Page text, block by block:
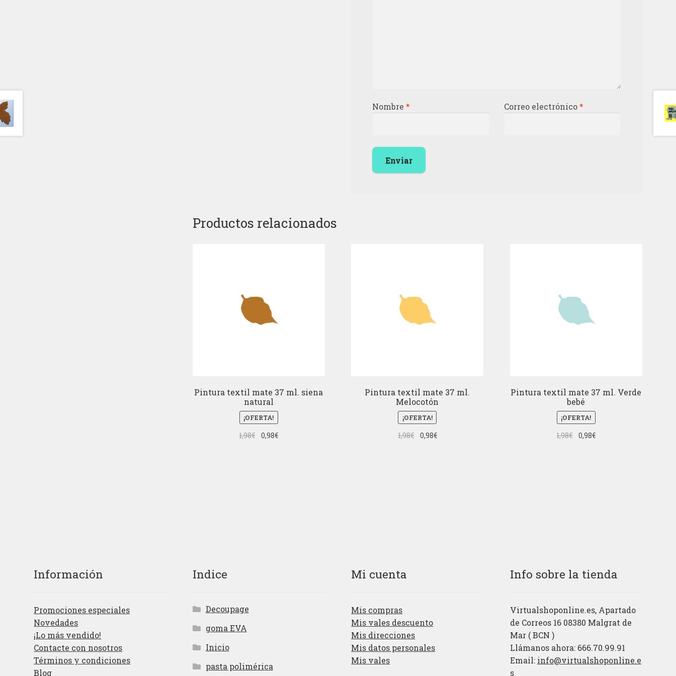
Nombre* Correo electrónico*
Productos relacionados
Pintura textil mate 37 ml. siena
natural
¡OFERTA!
1,98€
El
0,98€El
Pintura textil mate 37 ml.
Melocotón
¡OFERTA!
1,98€
El
0,98€El
Pintura textil mate 37 ml. Verde
bebé
¡OFERTA!
1,98€
El
0,98€El
Información
Promociones especiales
Novedades
¡Lo más vendido!
Contacte con nosotros
Términos y condiciones
Blog
Indice
Decoupage
goma EVA
Inicio
pasta polimérica
Mi cuenta
Mis compras
Mis vales descuento
Mis direcciones
Mis datos personales
Mis vales
Info sobre la tienda
Virtualshoponline.es, Apartado
de Correos 16 08380 Malgrat de
Mar ( BCN )
Llámanos ahora: 666.70.99.91
Email: info@virtualshoponline.e
s